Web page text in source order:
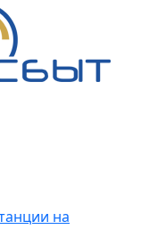
на